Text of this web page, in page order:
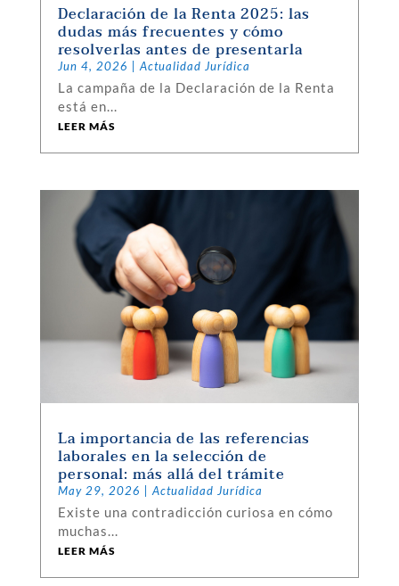
Declaración de la Renta 2025: las
dudas más frecuentes y cómo
resolverlas antes de presentarla
Jun 4, 2026 | Actualidad Jurídica
La campaña de la Declaración de la Renta
está en...
LEER MÁS
La importancia de las referencias
laborales en la selección de
personal: más allá del trámite
May 29, 2026 Actualidad Jurídica
Existe una contradicción curiosa en cómo
muchas...
LEER MÁS